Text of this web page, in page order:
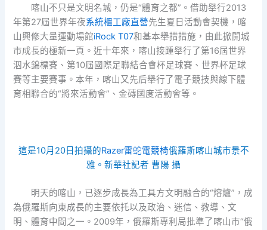
喀山不只是文明名城，仍是“體育之都”。借助舉行2013
年第27屆世界年夜系統櫃工廠直營先生夏日活動會契機，喀
山興修大量運動場館iRock T07和基本舉措措施，由此掀開城
市成長的極新一頁。近十年來，喀山接踵舉行了第16屆世界
泅水錦標賽、第10屆國際足聯結合會杯足球賽、世界杯足球
賽等主要賽事。本年，喀山又先后舉行了電子競技與線下體
育相聯合的“將來活動會”、金磚國度活動會等。
這是10月20日拍攝的Razer雷蛇電競椅俄羅斯喀山城市景不
雅。新華社記者 曹陽 攝
明天的喀山，已逐步成長為工具方文明融合的“熔爐”，成
為俄羅斯向東成長的主要依托以及政治、迷信、教導、文
明、體育中間之一。2009年，俄羅斯專利局批準了喀山市“俄